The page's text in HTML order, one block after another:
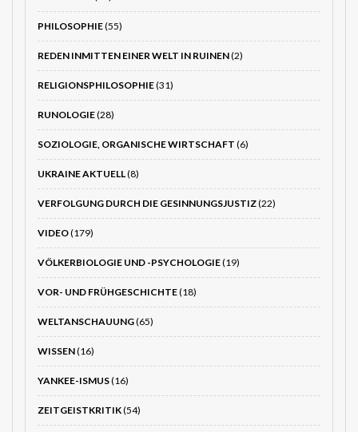
PHILOSOPHIE(55)
REDEN INMITTEN EINER WELT IN RUINEN(2)
RELIGIONSPHILOSOPHIE(31)
RUNOLOGIE(28)
SOZIOLOGIE, ORGANISCHE WIRTSCHAFT (6)
UKRAINE AKTUELL(8)
VERFOLGUNG DURCH DIE GESINNUNGSJUSTIZ(22)
VIDEO(179)
VÖLKERBIOLOGIE UND -PSYCHOLOGIE(19)
VOR- UND FRÜHGESCHICHTE(18)
WELTANSCHAUUNG(65)
WISSEN(16)
YANKEE-ISMUS(16)
ZEITGEISTKRITIK(54)